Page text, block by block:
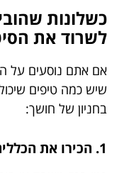
כשלונות
לשרוד את
אם אתם נוסעים על
שיש כמה טיפים
בחניון של חושך:
1. הכירו את הכללים